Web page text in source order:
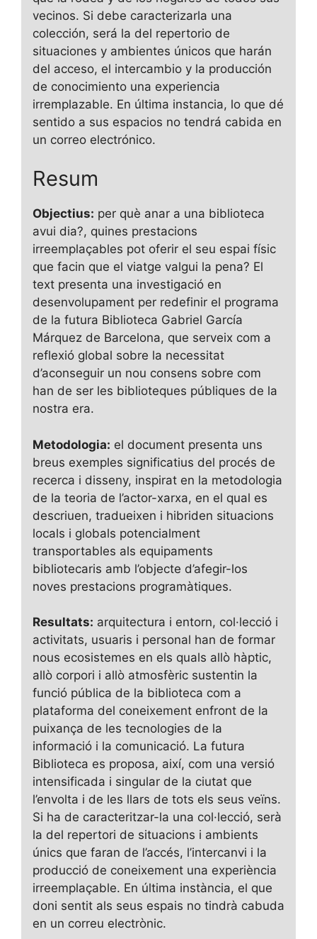
vecinos. Si debe caracterizarla una
colección, será la del repertorio de
situaciones y ambientes únicos que harán
del acceso, el intercambio y la producción
de conocimiento una experiencia
irremplazable. En última instancia, lo que dé
sentido a sus espacios no tendrá cabida en
un correo electrónico.
Resum
Objectius: per què anar a una biblioteca
avui dia?, quines prestacions
irreemplaçables pot oferir el seu espai físic
que facin que el viatge valgui la pena? El
text presenta una investigació en
desenvolupament per redefinir el programa
de la futura Biblioteca Gabriel García
Márquez de Barcelona, que serveix com a
reflexió global sobre la necessitat
d’aconseguir un nou consens sobre com
han de ser les biblioteques públiques de la
nostra era.
Metodologia: el document presenta uns
breus exemples significatius del procés de
recerca i disseny, inspirat en la metodologia
de la teoria de l’actor-xarxa, en el qual es
descriuen, tradueixen i hibriden situacions
locals i globals potencialment
transportables als equipaments
bibliotecaris amb l’objecte d’afegir-los
noves prestacions programàtiques.
Resultats: arquitectura i entorn, col·lecció i
activitats, usuaris i personal han de formar
nous ecosistemes en els quals allò hàptic,
allò corpori i allò atmosfèric sustentin la
funció pública de la biblioteca com a
plataforma del coneixement enfront de la
puixança de les tecnologies de la
informació i la comunicació. La futura
Biblioteca es proposa, així, com una versió
intensificada i singular de la ciutat que
l’envolta i de les llars de tots els seus veïns.
Si ha de caracteritzar-la una col·lecció, serà
la del repertori de situacions i ambients
únics que faran de l’accés, l’intercanvi i la
producció de coneixement una experiència
irreemplaçable. En última instància, el que
doni sentit als seus espais no tindrà cabuda
en un correu electrònic.